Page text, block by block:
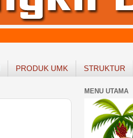
PRODUK UMK STRUKTUR
MENU UTAMA